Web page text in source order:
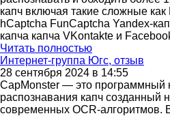
капч включая такие сложные
hCaptcha FunCaptcha Yandex-
капча капча VKontakte и
Читать полностью
Интернет-группа Югс, отзыв
28 сентября 2024 в 14:55
CapMonster — это программный
распознавания капч созданный
современных OCR-алгоритмов.